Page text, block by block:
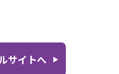
サイトへ